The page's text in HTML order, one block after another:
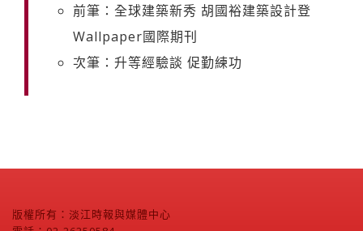
前筆：全球建築新秀 胡國裕建築設計登
Wallpaper國際期刊
次筆：升等經驗談 促勤練功
版權所有：淡江時報與媒體中心